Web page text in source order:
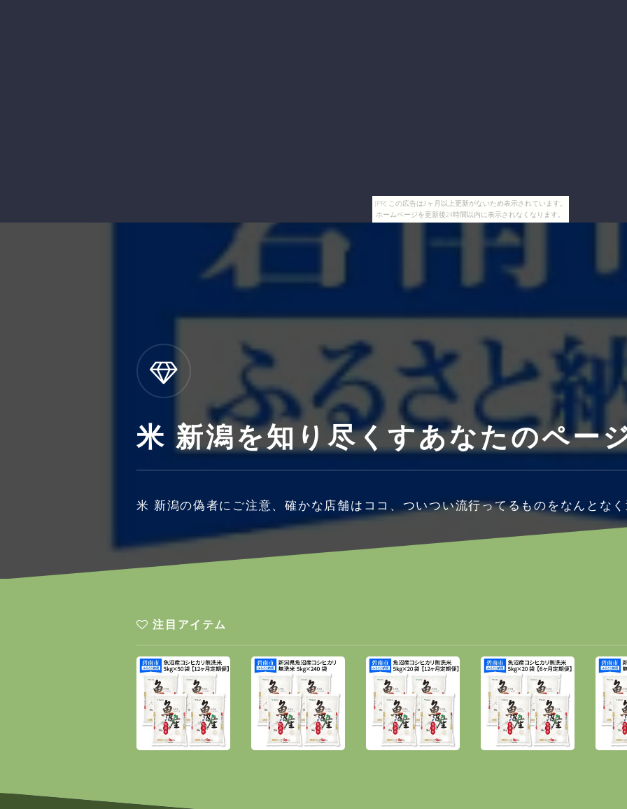
[PR] この広告は3ヶ月以上更新がないため表示されています。
ホームページを更新後24時間以内に表示されなくなります。
米 新潟を知り尽くすあなたのペー
米 新潟の偽者にご注意、確かな店舗はココ、ついつい流行ってるものをなんとな
注目アイテム